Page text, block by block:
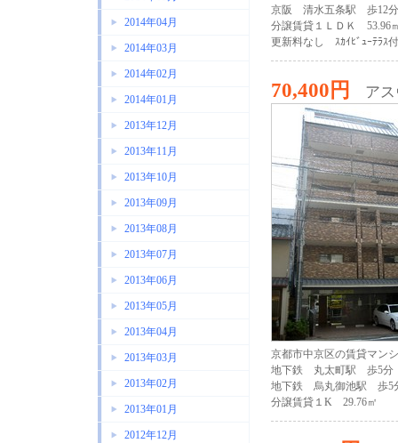
京阪 清水五条駅 歩12分
分譲賃貸１ＬＤＫ 53.96
更新料なし ｽｶｲﾋﾞｭｰﾃﾗｽ付
70,400円 ア
京都市中京区の賃貸マン
地下鉄 丸太町駅 歩5分
地下鉄 烏丸御池駅 歩5
分譲賃貸１K 29.76㎡
2014年04月
2014年03月
2014年02月
2014年01月
2013年12月
2013年11月
2013年10月
2013年09月
2013年08月
2013年07月
2013年06月
2013年05月
2013年04月
2013年03月
2013年02月
2013年01月
2012年12月